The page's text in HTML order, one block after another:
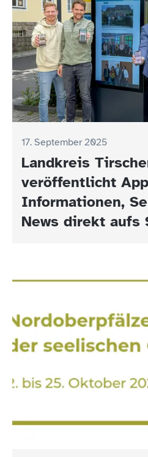
17. September 2025
Landkreis
veröffentlicht
Informationen,
News direkt aufs